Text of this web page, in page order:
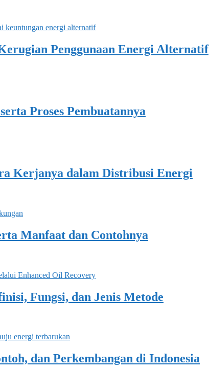
Penggunaan Energi Alternatif
Proses Pembuatannya
Kerjanya dalam Distribusi Energi
Manfaat dan Contohnya
Fungsi, dan Jenis Metode
dan Perkembangan di Indonesia